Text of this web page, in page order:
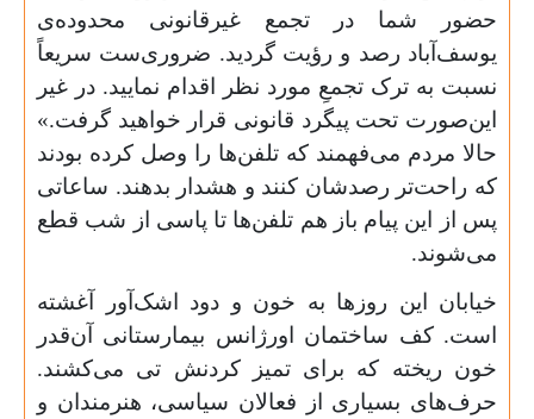
حضور شما در تجمع غیرقانونی محدوده‌ی
یوسف‌آباد رصد و رؤیت گردید. ضروری‌ست سریعاً
نسبت به ترک تجمعِ مورد نظر اقدام نمایید. در غیر
این‌صورت تحت پیگرد قانونی قرار خواهید گرفت.»
حالا مردم می‌فهمند که تلفن‌ها را وصل کرده بودند
که راحت‌تر رصدشان کنند و هشدار بدهند. ساعاتی
پس از این پیام باز هم تلفن‌ها تا پاسی از شب قطع
می‌شوند.
خیابان این روزها به خون و دود اشک‌آور آغشته
است. کف ساختمان اورژانس بیمارستانی آن‌قدر
خون ریخته که برای تمیز کردنش تی می‌کشند.
حرف‌های بسیاری از فعالان سیاسی، هنرمندان و